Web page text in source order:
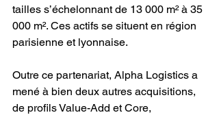
tailles s’échelonnant de 13 000 m² à 35
000 m². Ces actifs se situent en région
parisienne et lyonnaise.
Outre ce partenariat, Alpha Logistics a
mené à bien deux autres acquisitions,
de profils Value-Add et Core,